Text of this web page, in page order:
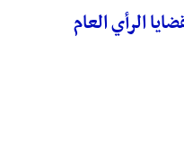
الرأي العام